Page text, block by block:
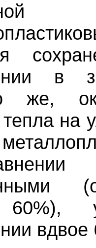
в
же,
на
60%),
вдвое